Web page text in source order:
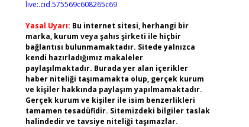
live:.cid.575569c608265c69
Yasal Uyarı: Bu internet sitesi, herhangi bir
marka, kurum veya şahıs şirketi ile hiçbir
bağlantısı bulunmamaktadır. Sitede yalnızca
kendi hazırladığımız makaleler
paylaşılmaktadır. Burada yer alan içerikler
haber niteliği taşımamakta olup, gerçek kurum
ve kişiler hakkında paylaşım yapılmamaktadır.
Gerçek kurum ve kişiler ile isim benzerlikleri
tamamen tesadüfidir. Sitemizdeki bilgiler taslak
halindedir ve tavsiye niteliği taşımazlar.